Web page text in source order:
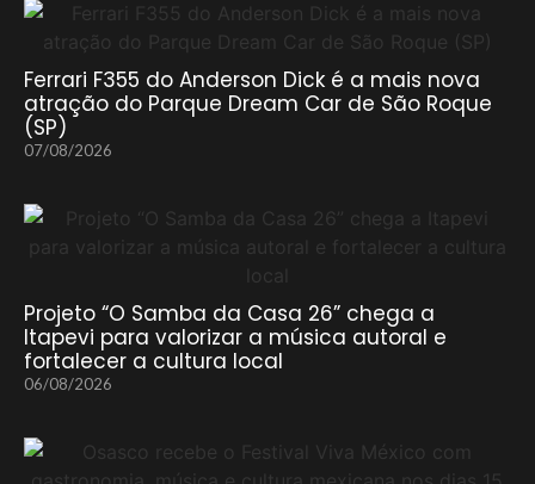
Ferrari F355 do Anderson Dick é a mais nova
atração do Parque Dream Car de São Roque
(SP)
07/08/2026
Projeto “O Samba da Casa 26” chega a
Itapevi para valorizar a música autoral e
fortalecer a cultura local
06/08/2026